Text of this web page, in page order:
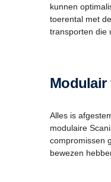
kunnen
toerental met
transporten die
Alles is
modulaire
compromissen
bewezen